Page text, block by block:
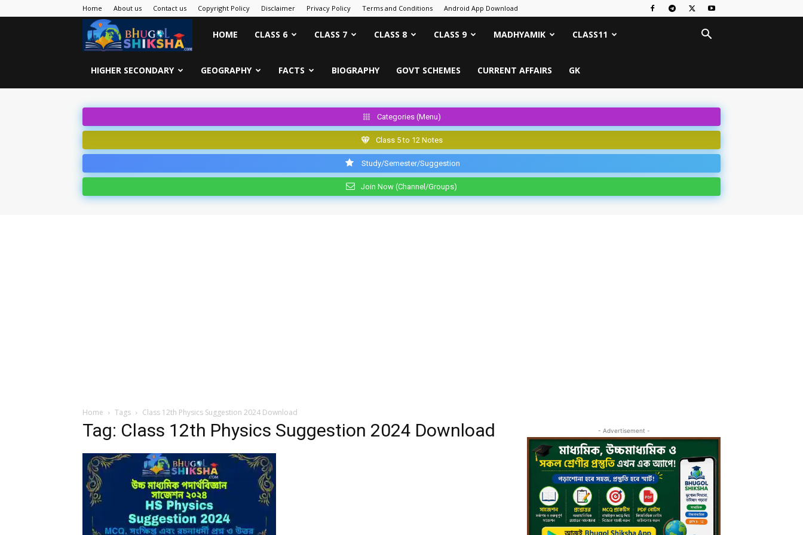
Home About us Contact us Copyright Policy Disclaimer Privacy Policy Terms and Conditions Android App Download
Bhugol
Shiksha
HOME CLASS 6 CLASS 7 CLASS 8 CLASS 9 MADHYAMIK CLASS11
HIGHER SECONDARY GEOGRAPHY FACTS BIOGRAPHY GOVT SCHEMES CURRENT AFFAIRS GK
Categories (Menu)
Class 5 to 12 Notes
Study/Semester/Suggestion
Join Now (Channel/Groups)
Home Tags Class 12th Physics Suggestion 2024 Download
Tag: Class 12th Physics Suggestion 2024 Download - Advertisement -